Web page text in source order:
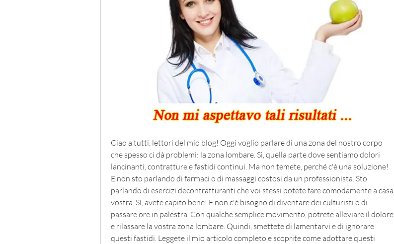
Ciao a tutti, lettori del mio blog! Oggi voglio parlare di una zona del nostro corpo
che spesso ci dà problemi: la zona lombare. Sì, quella parte dove sentiamo dolori
lancinanti, contratture e fastidi continui. Ma non temete, perché c'è una soluzione!
E non sto parlando di farmaci o di massaggi costosi da un professionista. Sto
parlando di esercizi decontratturanti che voi stessi potete fare comodamente a casa
vostra. Sì, avete capito bene! E non c'è bisogno di diventare dei culturisti o di
passare ore in palestra. Con qualche semplice movimento, potrete alleviare il dolore
e rilassare la vostra zona lombare. Quindi, smettete di lamentarvi e di ignorare
questi fastidi. Leggete il mio articolo completo e scoprite come adottare questi